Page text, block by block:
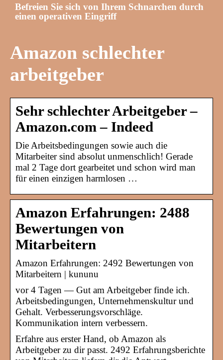
Befreien Sie sich von Ihrem Schnarchen durch
einen operativen Eingriff
Amazon schlechter
arbeitgeber
Sehr schlechter Arbeitgeber –
Amazon.com – Indeed
Die Arbeitsbedingungen sowie auch die
Mitarbeiter sind absolut unmenschlich! Gerade
mal 2 Tage dort gearbeitet und schon wird man
für einen einzigen harmlosen …
Amazon Erfahrungen: 2488
Bewertungen von
Mitarbeitern
Amazon Erfahrungen: 2492 Bewertungen von
Mitarbeitern | kununu
vor 4 Tagen — Gut am Arbeitgeber finde ich.
Arbeitsbedingungen, Unternehmenskultur und
Gehalt. Verbesserungsvorschläge.
Kommunikation intern verbessern.
Erfahre aus erster Hand, ob Amazon als
Arbeitgeber zu dir passt. 2492 Erfahrungsberichte